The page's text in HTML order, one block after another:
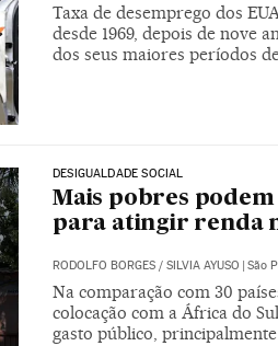
Taxa de desemprego dos
desde 1969, depois de nove
dos seus maiores períodos
DESIGUALDADE SOCIAL
Mais pobres
para atingir renda
RODOLFO BORGES/ SILVIA AYUSO São
Na comparação com 30
colocação com a África do
gasto público,